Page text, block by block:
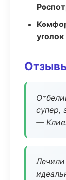
уголок
супер,
—